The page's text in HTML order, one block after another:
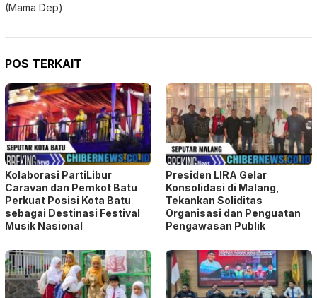
(Mama Dep)
POS TERKAIT
Kolaborasi PartiLibur
Caravan dan Pemkot Batu
Perkuat Posisi Kota Batu
sebagai Destinasi Festival
Musik Nasional
Presiden LIRA Gelar
Konsolidasi di Malang,
Tekankan Soliditas
Organisasi dan Penguatan
Pengawasan Publik